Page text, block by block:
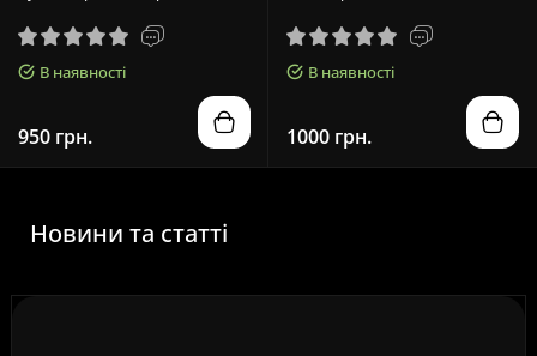
В наявності
950 грн.
В наявності
1000 грн.
Новини та статті